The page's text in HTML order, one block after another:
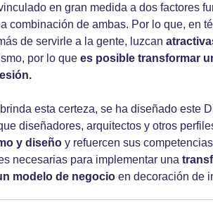
en gran medida a dos factores
combinación de ambas. Por lo que, en
de servirle a la gente, luzcan
por lo que es posible transformar
esta certeza, se ha diseñado este
diseñadores, arquitectos y otros
y diseño y refuercen sus
necesarias para implementar una
modelo de negocio en decoración de